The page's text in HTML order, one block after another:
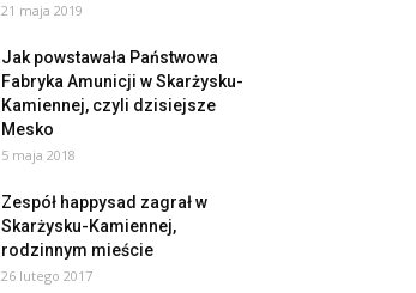
21 maja 2019
Jak powstawała Państwowa
Fabryka Amunicji w Skarżysku-
Kamiennej, czyli dzisiejsze
Mesko
5 maja 2018
Zespół happysad zagrał w
Skarżysku-Kamiennej,
rodzinnym mieście
26 lutego 2017